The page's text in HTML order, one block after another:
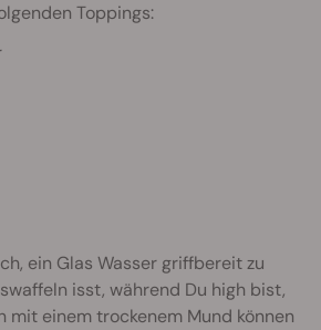
Toppings:
ein Glas Wasser griffbereit zu
isst, während Du high bist,
mit einem trockenem Mund können